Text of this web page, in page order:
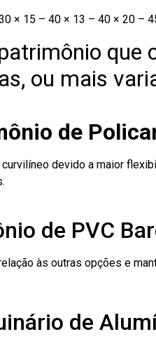
× 15 – 40 × 13 – 40 × 20 –
que
ou mais
de
devido a maior
de PVC
às outras opções e
de